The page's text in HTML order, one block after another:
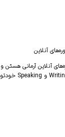
آنلاین
آرمانی هستن و